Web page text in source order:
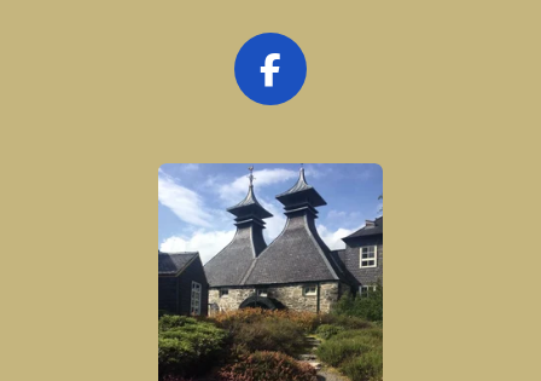
F
a
e
b
o
o
k